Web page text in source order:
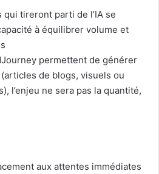
tireront parti de l’IA se
à équilibrer volume et
permettent de générer
de blogs, visuels ou
l’enjeu ne sera pas la quantité,
aux attentes immédiates